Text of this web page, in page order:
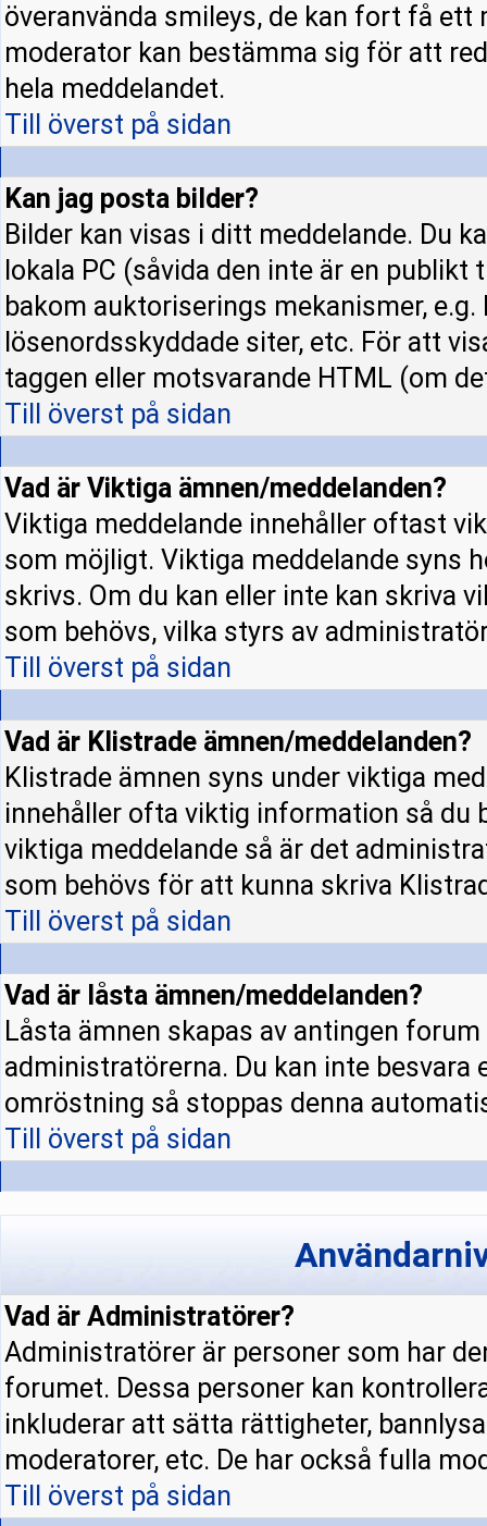
överanvända smileys, de kan fort få
moderator kan bestämma sig för att
hela meddelandet.
Till överst på sidan
Kan jag posta bilder?
Bilder kan visas i ditt meddelande. Du
lokala PC (såvida den inte är en
bakom auktoriserings mekanismer,
lösenordsskyddade siter, etc. För att
taggen eller motsvarande HTML (om
Till överst på sidan
Vad är Viktiga ämnen/meddelanden?
Viktiga meddelande innehåller oftast
som möjligt. Viktiga meddelande syns
skrivs. Om du kan eller inte kan skriva
som behövs, vilka styrs av
Till överst på sidan
Vad är Klistrade ämnen/meddelanden?
Klistrade ämnen syns under viktiga
innehåller ofta viktig information så du
viktiga meddelande så är det
som behövs för att kunna skriva
Till överst på sidan
Vad är låsta ämnen/meddelanden?
Låsta ämnen skapas av antingen
administratörerna. Du kan inte
omröstning så stoppas denna
Till överst på sidan
Vad är Administratörer?
Administratörer är personer som har
forumet. Dessa personer kan
inkluderar att sätta rättigheter,
moderatorer, etc. De har också fulla
Till överst på sidan